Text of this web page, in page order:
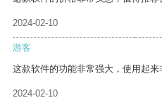
2024-02-10
游客
这款软件的功能非常强大，使用起来
2024-02-10